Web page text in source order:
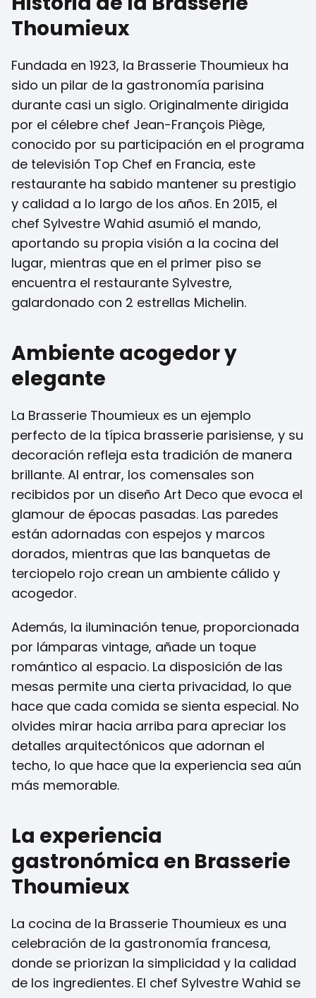
Thoumieux
Fundada en 1923, la Brasserie Thoumieux ha
sido un pilar de la gastronomía parisina
durante casi un siglo. Originalmente dirigida
por el célebre chef Jean-François Piège,
conocido por su participación en el programa
de televisión Top Chef en Francia, este
restaurante ha sabido mantener su prestigio
y calidad a lo largo de los años. En 2015, el
chef Sylvestre Wahid asumió el mando,
aportando su propia visión a la cocina del
lugar, mientras que en el primer piso se
encuentra el restaurante Sylvestre,
galardonado con 2 estrellas Michelin.
Ambiente acogedor y
elegante
La Brasserie Thoumieux es un ejemplo
perfecto de la típica brasserie parisiense, y su
decoración refleja esta tradición de manera
brillante. Al entrar, los comensales son
recibidos por un diseño Art Deco que evoca el
glamour de épocas pasadas. Las paredes
están adornadas con espejos y marcos
dorados, mientras que las banquetas de
terciopelo rojo crean un ambiente cálido y
acogedor.
Además, la iluminación tenue, proporcionada
por lámparas vintage, añade un toque
romántico al espacio. La disposición de las
mesas permite una cierta privacidad, lo que
hace que cada comida se sienta especial. No
olvides mirar hacia arriba para apreciar los
detalles arquitectónicos que adornan el
techo, lo que hace que la experiencia sea aún
más memorable.
La experiencia
gastronómica en Brasserie
Thoumieux
La cocina de la Brasserie Thoumieux es una
celebración de la gastronomía francesa,
donde se priorizan la simplicidad y la calidad
de los ingredientes. El chef Sylvestre Wahid se